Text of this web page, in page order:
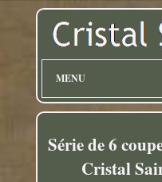
MENU
Série de 6
Cristal